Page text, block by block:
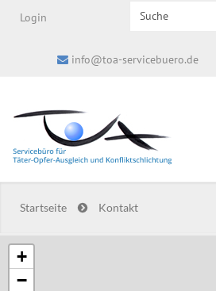
Login Suchformular
Search this site
info@toa-servicebuero.de
Startseite Kontakt
+
−